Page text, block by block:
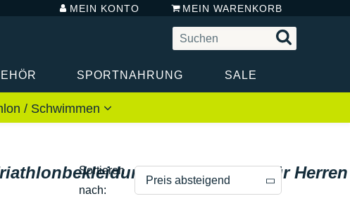
MEIN KONTO MEIN WARENKORB
SPORTNAHRUNG SALE
/ Schwimmen
und Zubehör für Herren
Sortieren
nach:
Preis absteigend